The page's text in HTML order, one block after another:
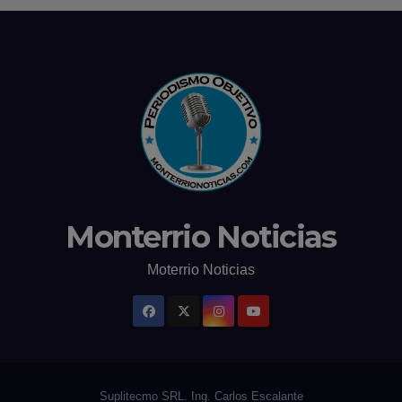
Monterrio Noticias
Moterrio Noticias